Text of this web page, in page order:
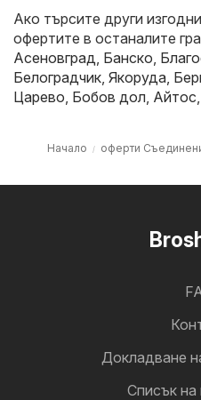
Ако търсите други
офертите в останалите
Асеновград Банско
Белоградчик Якоруда
Царево Бобов дол Айтос
Начало оферти
Докладване
Cписък на